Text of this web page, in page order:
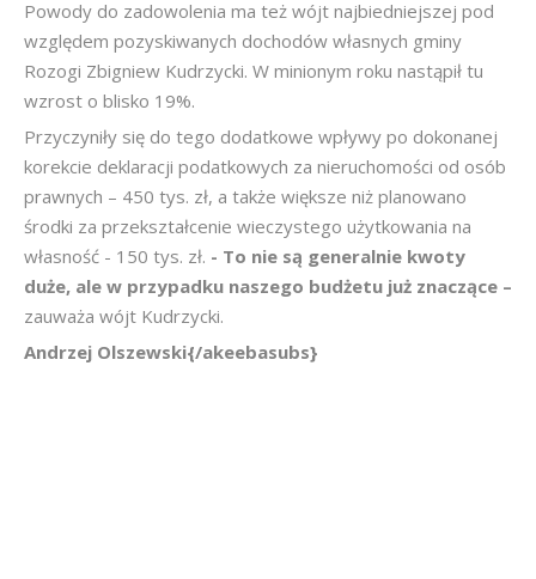
Powody do zadowolenia ma też wójt najbiedniejszej pod
względem pozyskiwanych dochodów własnych gminy
Rozogi Zbigniew Kudrzycki. W minionym roku nastąpił tu
wzrost o blisko 19%.
Przyczyniły się do tego dodatkowe wpływy po dokonanej
korekcie deklaracji podatkowych za nieruchomości od osób
prawnych – 450 tys. zł, a także większe niż planowano
środki za przekształcenie wieczystego użytkowania na
własność - 150 tys. zł. - To nie są generalnie kwoty
duże, ale w przypadku naszego budżetu już znaczące –
zauważa wójt Kudrzycki.
Andrzej Olszewski{/akeebasubs}